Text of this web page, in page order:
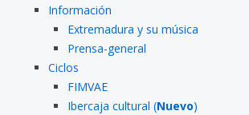
Información
Extremadura y su música
Prensa-general
Ciclos
FIMVAE
Ibercaja cultural (Nuevo)